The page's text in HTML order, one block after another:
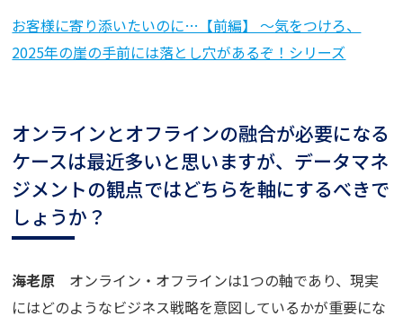
お客様に寄り添いたいのに…【前編】 ～気をつけろ、
2025年の崖の手前には落とし穴があるぞ！シリーズ
オンラインとオフラインの融合が必要になる
ケースは最近多いと思いますが、データマネ
ジメントの観点ではどちらを軸にするべきで
しょうか？
海老原 オンライン・オフラインは1つの軸であり、現実
にはどのようなビジネス戦略を意図しているかが重要にな